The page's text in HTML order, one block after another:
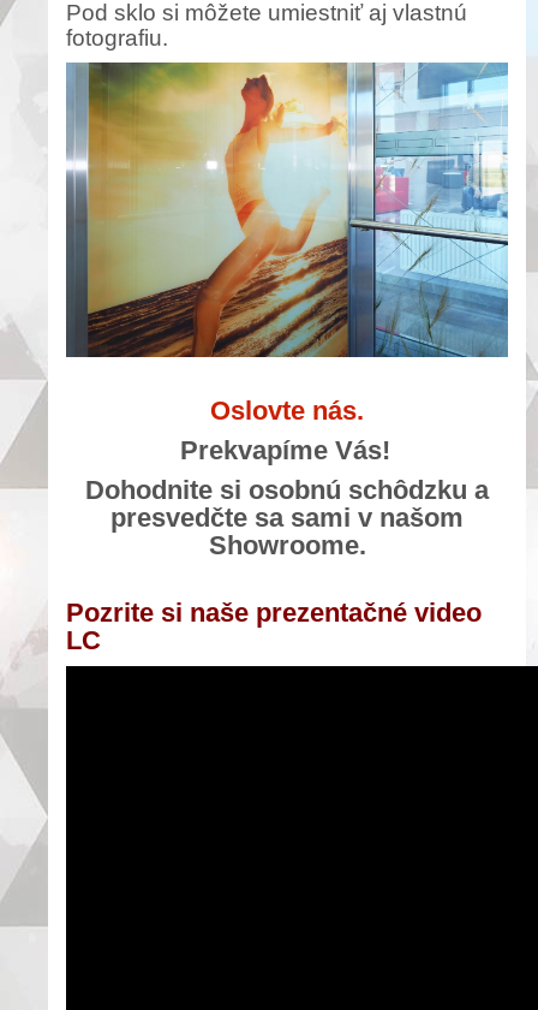
Pod sklo si môžete umiestniť aj vlastnú
fotografiu.
Oslovte nás.
Prekvapíme Vás!
Dohodnite si osobnú schôdzku a
presvedčte sa sami v našom
Showroome.
Pozrite si naše prezentačné video
LC